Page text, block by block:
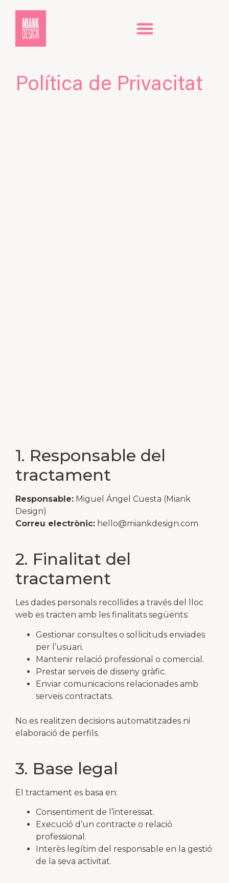
Política de Privacitat
1. Responsable del
tractament
Responsable: Miguel Ángel Cuesta (Miank
Design)
Correu electrònic: hello@miankdesign.com
2. Finalitat del
tractament
Les dades personals recollides a través del lloc
web es tracten amb les finalitats següents:
Gestionar consultes o sol·licituds enviades
per l’usuari.
Mantenir relació professional o comercial.
Prestar serveis de disseny gràfic.
Enviar comunicacions relacionades amb
serveis contractats.
No es realitzen decisions automatitzades ni
elaboració de perfils.
3. Base legal
El tractament es basa en:
Consentiment de l’interessat.
Execució d’un contracte o relació
professional.
Interès legítim del responsable en la gestió
de la seva activitat.